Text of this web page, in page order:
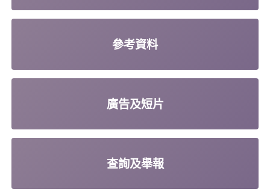
參考資料
廣告及短片
查詢及舉報